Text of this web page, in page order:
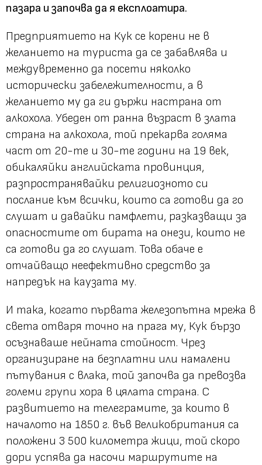
пазара и започва да я експлоатира.
Предприятието на Кук се корени не в
желанието на туриста да се забавлява и
междувременно да посети няколко
исторически забележителности, а в
желанието му да ги държи настрана от
алкохола. Убеден от ранна възраст в злата
страна на алкохола, той прекарва голяма
част от 20-те и 30-те години на 19 век,
обикаляйки английската провинция,
разпространявайки религиозното си
послание към всички, които са готови да го
слушат и давайки памфлети, разказващи за
опасностите от бирата на онези, които не
са готови да го слушат. Това обаче е
отчайващо неефективно средство за
напредък на каузата му.
И така, когато първата железопътна мрежа в
света отваря точно на прага му, Кук бързо
осъзнаваше нейната стойност. Чрез
организиране на безплатни или намалени
пътувания с влака, той започва да превозва
големи групи хора в цялата страна. С
развитието на телеграмите, за които в
началото на 1850 г. във Великобритания са
положени 3 500 километра жици, той скоро
дори успява да насочи маршрутите на